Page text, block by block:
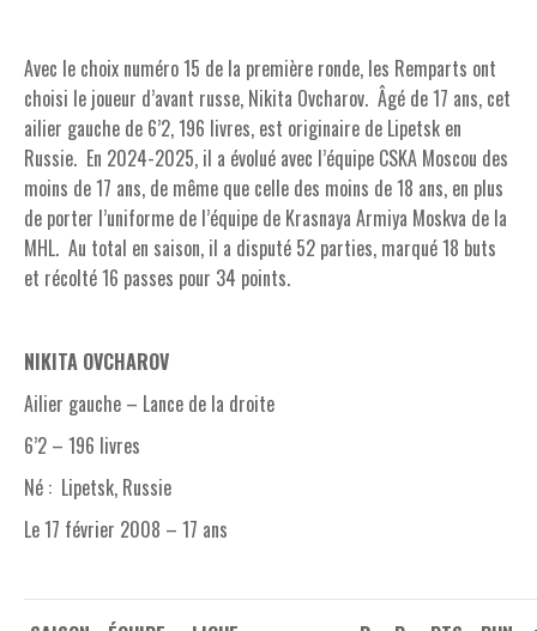
Avec le choix numéro 15 de la première ronde, les Remparts ont
choisi le joueur d’avant russe, Nikita Ovcharov. Âgé de 17 ans, cet
ailier gauche de 6’2, 196 livres, est originaire de Lipetsk en
Russie. En 2024-2025, il a évolué avec l’équipe CSKA Moscou des
moins de 17 ans, de même que celle des moins de 18 ans, en plus
de porter l’uniforme de l’équipe de Krasnaya Armiya Moskva de la
MHL. Au total en saison, il a disputé 52 parties, marqué 18 buts
et récolté 16 passes pour 34 points.
NIKITA OVCHAROV
Ailier gauche – Lance de la droite
6’2 – 196 livres
Né : Lipetsk, Russie
Le 17 février 2008 – 17 ans